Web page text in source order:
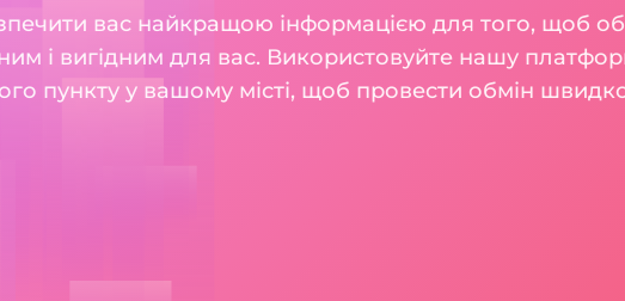
вас найкращою інформацією для того, щоб
і вигідним для вас. Використовуйте нашу
пункту у вашому місті, щоб провести обмін